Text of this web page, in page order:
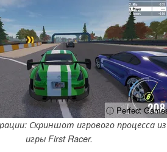
ⓘ Perfect
Скриншот игрового процесса из
игры First Racer.